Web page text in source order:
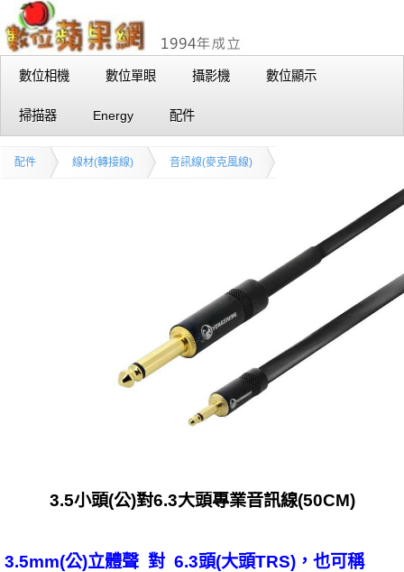
數位相機 數位單眼 攝影機 數位顯示
掃描器 Energy 配件
配件 線材(轉接線) 音訊線(麥克風線)
3.5小頭(公)對6.3大頭專業音訊線(50CM)
3.5mm(公)立體聲 對 6.3頭(大頭TRS)，也可稱